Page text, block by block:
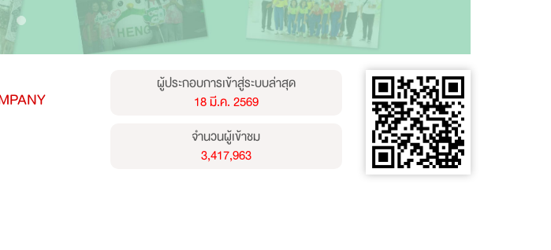
ผู้ประกอบการเข้าสู่ระบบล่าสุด
18 มี.ค. 2569
จำนวนผู้เข้าชม
3,417,963